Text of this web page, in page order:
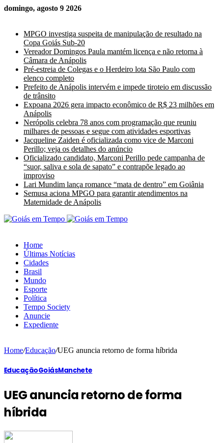
domingo, agosto 9 2026
MPGO investiga suspeita de manipulação de resultado na
Copa Goiás Sub-20
Vereador Domingos Paula mantém licença e não retorna à
Câmara de Anápolis
Pré-estreia de Colegas e o Herdeiro lota São Paulo com
elenco completo
Prefeito de Anápolis intervém e impede tiroteio em discussão
de trânsito
Expoana 2026 gera impacto econômico de R$ 23 milhões em
Anápolis
Nerópolis celebra 78 anos com programação que reuniu
milhares de pessoas e segue com atividades esportivas
Jacqueline Zaiden é oficializada como vice de Marconi
Perillo; veja os detalhes do anúncio
Oficializado candidato, Marconi Perillo pede campanha de
“suor, saliva e sola de sapato” e contrapõe legado ao
improviso
Lari Mundim lança romance “mata de dentro” em Goiânia
Semusa aciona MPGO para garantir atendimentos na
Maternidade de Anápolis
Home
Últimas Notícias
Cidades
Brasil
Mundo
Esporte
Política
Tempo Society
Anuncie
Expediente
Home/Educação/UEG anuncia retorno de forma híbrida
EducaçãoGoiásManchete
UEG anuncia retorno de forma
híbrida